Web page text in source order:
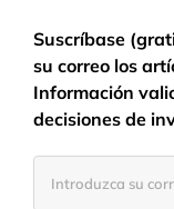
Suscríbase
su correo los
Información
decisiones de